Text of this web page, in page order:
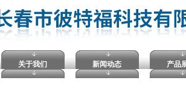
关于我们 新闻动态 产品